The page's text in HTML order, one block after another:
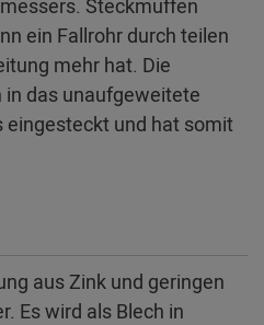
Steckmuffen
ein Fallrohr durch teilen
mehr hat. Die
das unaufgeweitete
eingesteckt und hat somit
aus Zink und geringen
Es wird als Blech in